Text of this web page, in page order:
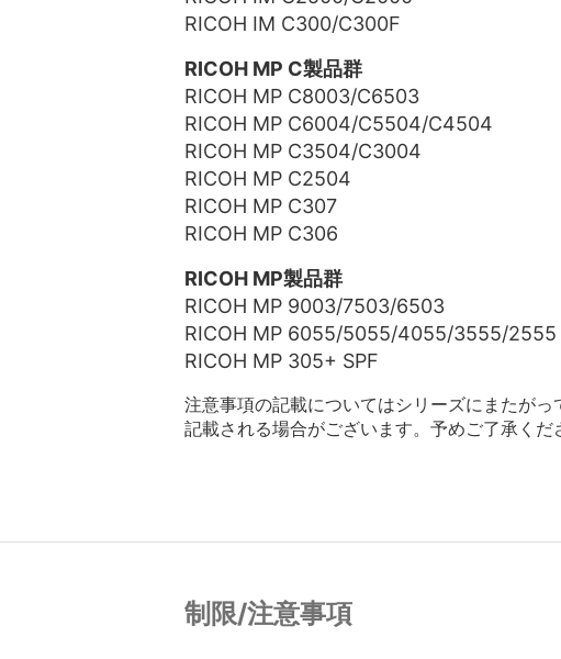
RICOH IM C300/C300F
RICOH MP C製品群
RICOH MP C8003/C6503
RICOH MP C6004/C5504/C4504
RICOH MP C3504/C3004
RICOH MP C2504
RICOH MP C307
RICOH MP C306
RICOH MP製品群
RICOH MP 9003/7503/6503
RICOH MP 6055/5055/4055/3555/2555
RICOH MP 305+ SPF
注意事項の記載についてはシリーズにまたが
記載される場合がございます。予めご了承くだ
制限/注意事項